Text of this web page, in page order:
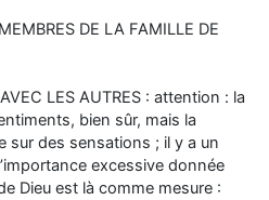
DE LA FAMILLE DE
LES AUTRES : attention : la
bien sûr, mais la
sur des sensations ; il y a un
excessive donnée
Dieu est là comme mesure :